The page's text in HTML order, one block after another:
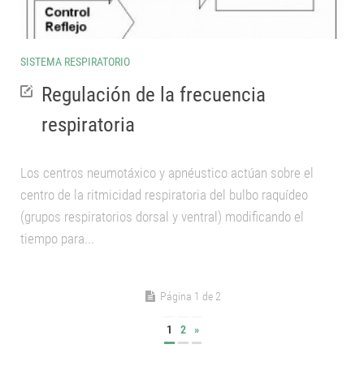
SISTEMA RESPIRATORIO
Regulación de la frecuencia
respiratoria
Los centros neumotáxico y apnéustico actúan sobre el
centro de la ritmicidad respiratoria del bulbo raquídeo
(grupos respiratorios dorsal y ventral) modificando el
tiempo para...
Página 1 de 2
1 2 »